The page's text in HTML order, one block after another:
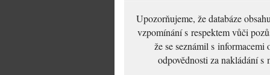
Upozorňujeme, že databáze
vzpomínání s respektem vůči
že se seznámil s
odpovědnosti za nakládání